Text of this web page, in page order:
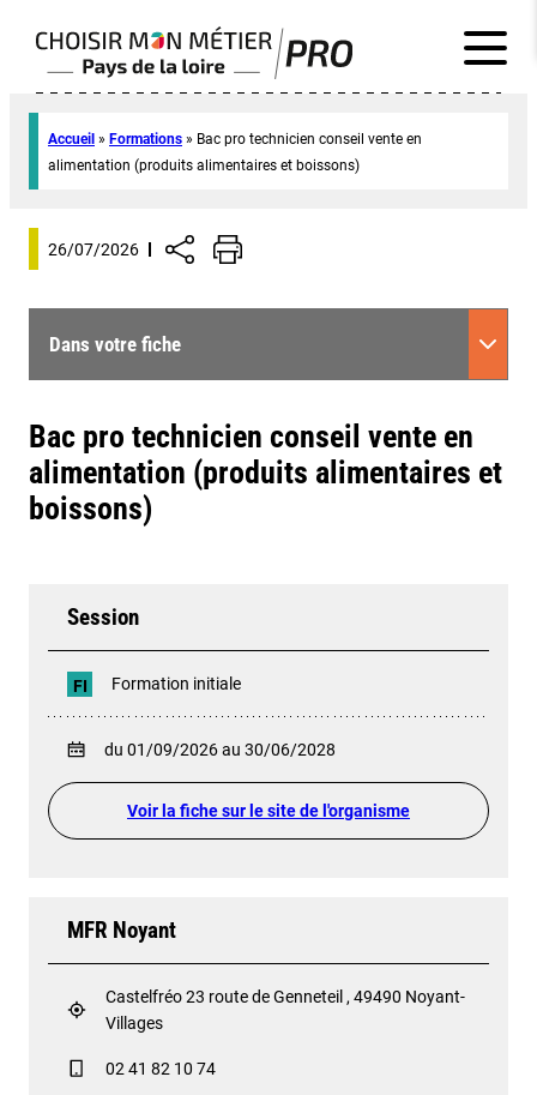
Accueil » Formations » Bac pro technicien conseil vente en
alimentation (produits alimentaires et boissons)
26/07/2026
Dans votre fiche
Bac pro technicien conseil vente en
alimentation (produits alimentaires et
boissons)
Session
FI Formation initiale
du 01/09/2026 au 30/06/2028
Voir la fiche sur le site de l'organisme
MFR Noyant
Castelfréo 23 route de Genneteil , 49490 Noyant-
Villages
02 41 82 10 74